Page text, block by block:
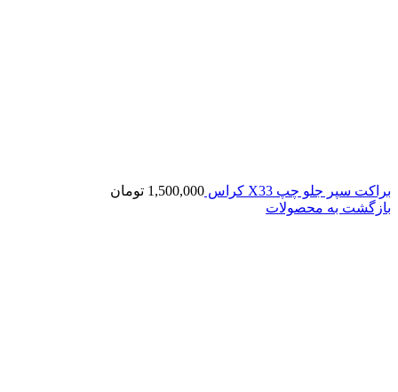
براکت سپر جلو چپ X33 کراس 1,500,000 تومان
بازگشت به محصولات